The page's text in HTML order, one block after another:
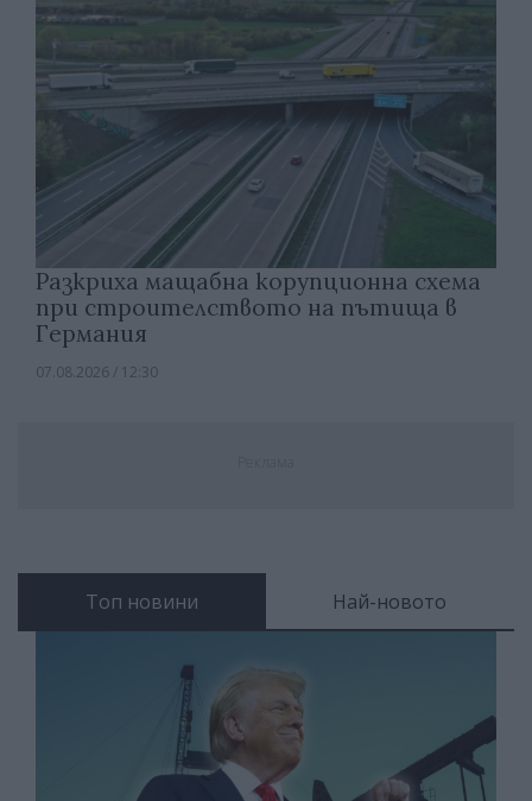
Разкриха мащабна корупционна схема
при строителството на пътища в
Германия
07.08.2026 / 12:30
Топ новини Най-новото